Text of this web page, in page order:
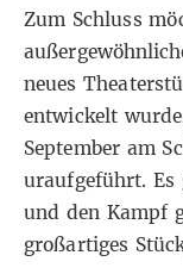
Zum Schluss
neues
entwickelt
September am
uraufgeführt. Es
und den Kampf
großartiges